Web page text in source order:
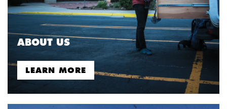
ABOUT US
LEARN MORE